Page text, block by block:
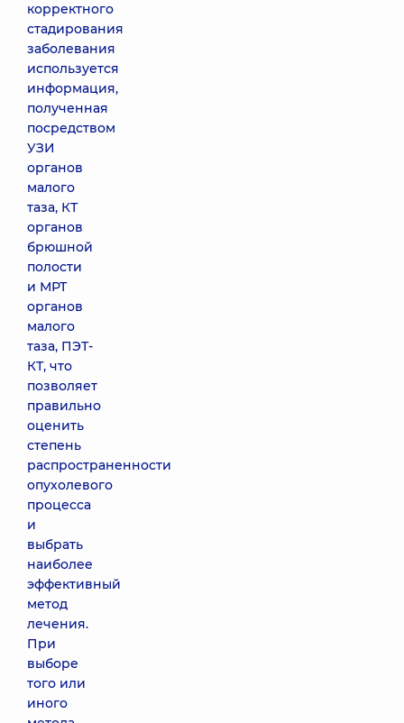
корректного
стадирования
заболевания
используется
информация,
полученная
посредством
УЗИ
органов
малого
таза, КТ
органов
брюшной
полости
и МРТ
органов
малого
таза, ПЭТ-
КТ, что
позволяет
правильно
оценить
степень
распространенности
опухолевого
процесса
и
выбрать
наиболее
эффективный
метод
лечения.
При
выборе
того или
иного